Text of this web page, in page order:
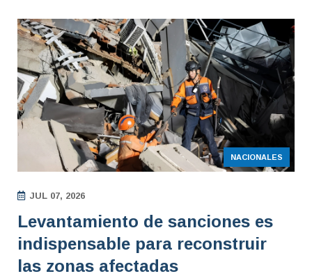
NACIONALES
JUL 07, 2026
Levantamiento de sanciones es
indispensable para reconstruir
las zonas afectadas